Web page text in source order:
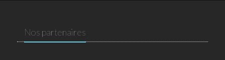
Nos partenaires